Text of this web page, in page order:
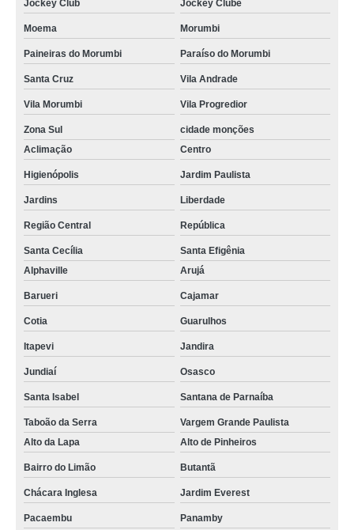
Jockey Club Jockey Clube
Moema Morumbi
Paineiras do Morumbi Paraíso do Morumbi
Santa Cruz Vila Andrade
Vila Morumbi Vila Progredior
Zona Sul
cidade monções
Aclimação
Centro
Higienópolis Jardim Paulista
Jardins Liberdade
Região Central República
Santa Cecília
Santa Efigênia
Alphaville
Arujá
Barueri Cajamar
Cotia Guarulhos
Itapevi Jandira
Jundiaí Osasco
Santa Isabel Santana de Parnaíba
Taboão da Serra
Vargem Grande Paulista
Alto da Lapa
Alto de Pinheiros
Bairro do Limão Butantã
Chácara Inglesa Jardim Everest
Pacaembu Panamby